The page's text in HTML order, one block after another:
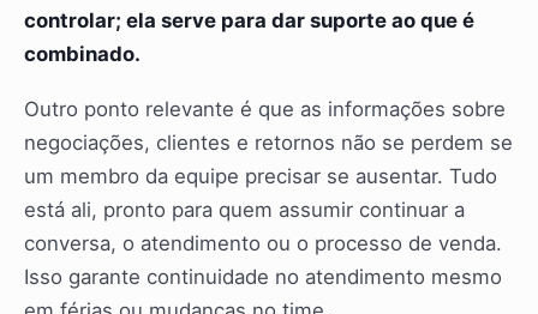
controlar; ela serve para dar suporte ao que é
combinado.
Outro ponto relevante é que as informações sobre
negociações, clientes e retornos não se perdem se
um membro da equipe precisar se ausentar. Tudo
está ali, pronto para quem assumir continuar a
conversa, o atendimento ou o processo de venda.
Isso garante continuidade no atendimento mesmo